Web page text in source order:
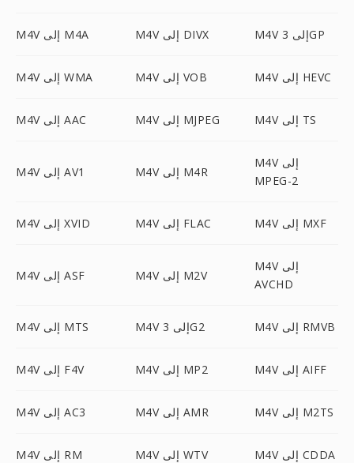
M4V إلى M4A M4V إلى DIVX M4V إلى 3GP
M4V إلى WMA M4V إلى VOB M4V إلى HEVC
M4V إلى AAC M4V إلى MJPEG M4V إلى TS
M4V إلى AV1 M4V إلى M4R
M4V إلى
MPEG-2
M4V إلى XVID M4V إلى FLAC M4V إلى MXF
M4V إلى ASF M4V إلى M2V
M4V إلى
AVCHD
M4V إلى MTS M4V إلى 3G2 M4V إلى RMVB
M4V إلى F4V M4V إلى MP2 M4V إلى AIFF
M4V إلى AC3 M4V إلى AMR M4V إلى M2TS
M4V إلى RM M4V إلى WTV M4V إلى CDDA